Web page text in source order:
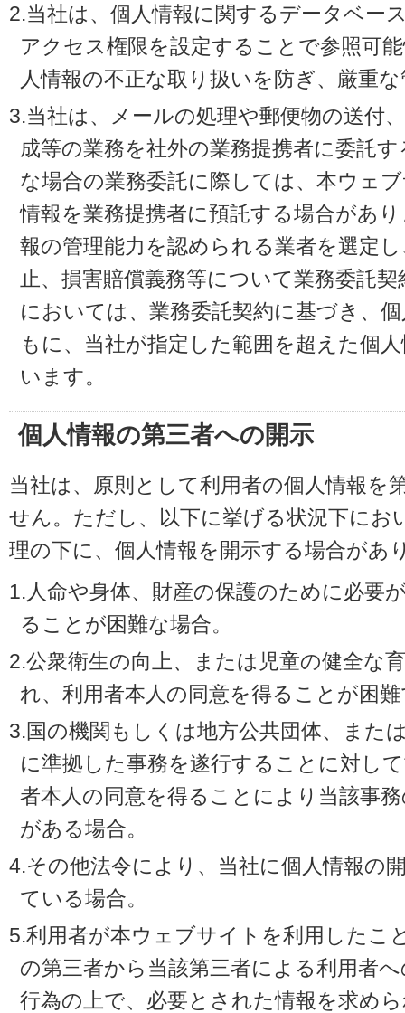
2.当社は、個人情報に関するデータベー
アクセス権限を設定することで参照可
人情報の不正な取り扱いを防ぎ、厳重
3.当社は、メールの処理や郵便物の送付
成等の業務を社外の業務提携者に委託
な場合の業務委託に際しては、本ウェ
情報を業務提携者に預託する場合があ
報の管理能力を認められる業者を選定
止、損害賠償義務等について業務委託
においては、業務委託契約に基づき、
もに、当社が指定した範囲を超えた個
います。
個人情報の第三者への開示
当社は、原則として利用者の個人情報を
せん。ただし、以下に挙げる状況下にお
理の下に、個人情報を開示する場合があ
1.人命や身体、財産の保護のために必要
ることが困難な場合。
2.公衆衛生の向上、または児童の健全な
れ、利用者本人の同意を得ることが困
3.国の機関もしくは地方公共団体、また
に準拠した事務を遂行することに対し
者本人の同意を得ることにより当該事
がある場合。
4.その他法令により、当社に個人情報の
ている場合。
5.利用者が本ウェブサイトを利用したこ
の第三者から当該第三者による利用者
行為の上で、必要とされた情報を求め